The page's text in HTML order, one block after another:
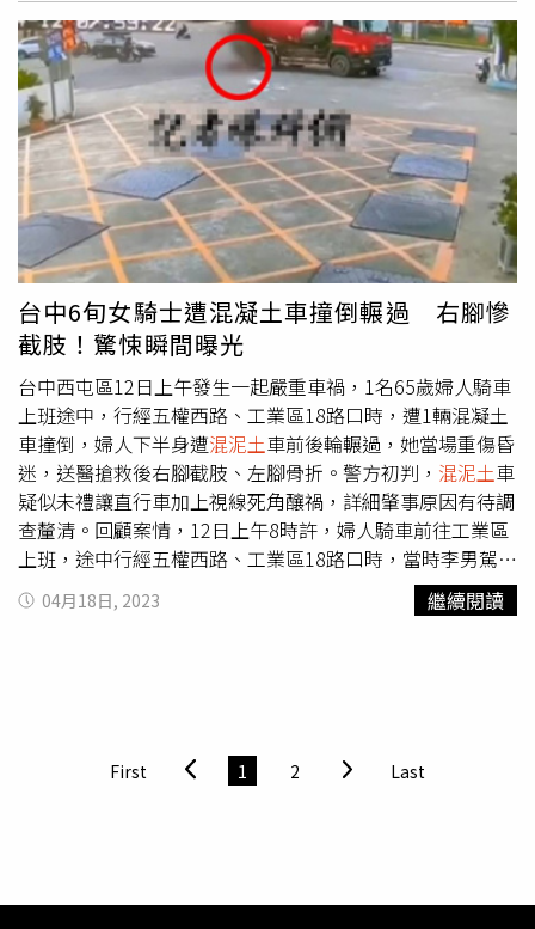
捨。警方調查，陳男當時下陸橋後要左轉，與1輛機車碰撞
後人車倒地，被對向俗稱「鴨母車」的混凝土加壓車輾過，
發生碰撞的謝姓騎士受輕傷，送醫治療，而開混凝土加壓車
的吳姓司機，壓到人後卻沒留在現場，警方調閱監視器，在
1個多小時後找到人，但吳姓司機否認故意肇逃，稱不曉得
發生事故。死者、機車騎士和混凝土加壓車司機酒測值均為
0，全案由警方調查釐清肇事原因。
台中6旬女騎士遭混凝土車撞倒輾過 右腳慘
截肢！驚悚瞬間曝光
台中西屯區12日上午發生一起嚴重車禍，1名65歲婦人騎車
上班途中，行經五權西路、工業區18路口時，遭1輛混凝土
車撞倒，婦人下半身遭混泥土車前後輪輾過，她當場重傷昏
迷，送醫搶救後右腳截肢、左腳骨折。警方初判， 混泥土車
疑似未禮讓直行車加上視線死角釀禍，詳細肇事原因有待調
查釐清。回顧案情，12日上午8時許，婦人騎車前往工業區
上班，途中行經五權西路、工業區18路口時，當時李男駕駛
的混凝土車正準備轉進加油站，疑似視線死角，未禮讓同向
機車先行而撞倒婦人，婦人連人帶車倒地後，遭混凝土車直
04月18日, 2023 繼續閱讀
First 1 2 Last